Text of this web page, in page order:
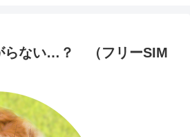
らない…？ （フリーSIM